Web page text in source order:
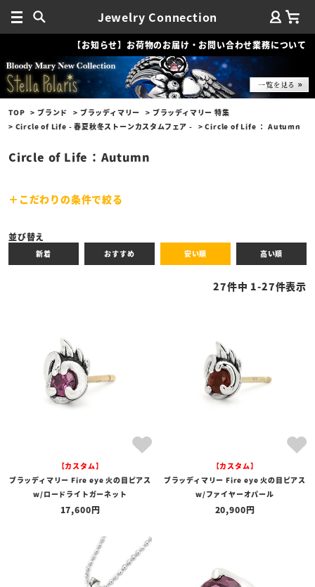
Jewelry Connection
【お知らせ】お荷物のお届け・お問い合わせ業務について
TOP ブランド ブラッディマリー
ブラッディマリー 特集
Circle of Life - 春夏秋冬ストーンカスタムフェア -
Circle of Life ： Autumn
Circle of Life ： Autumn
こだわりの条件で絞る
全ての商品
在庫あり
並び替え
新着 おすすめ 安い順 高い順
27件中 1-27件表示
【カスタム】
ブラッディマリー Fire eye 火の目ピアス
w/ロードライトガーネット
17,600
【カスタム】
ブラッディマリー Fire eye 火の目ピアス
w/ファイヤーオパール
20,900